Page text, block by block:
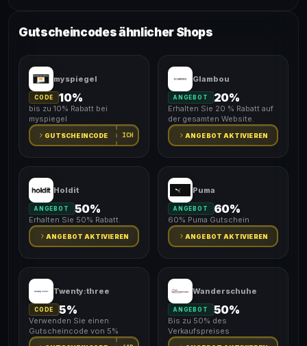
Gutscheincodes ähnlicher Shops
myspiegel
CODE 10%
bis zu 10% Rabatt bei
myspiegel
GUTSCHEINCODE ICH
Glambou
ANGEBOT 20%
Erhalten Sie 20 % Rabatt auf
der gesamten Website.
ANGEBOT AKTIVIEREN
Holdit
ANGEBOT 50%
Erhalten Sie 50% Rabatt.
ANGEBOT AKTIVIEREN
Puma
ANGEBOT 60%
60% Puma Gutschein
ANGEBOT AKTIVIEREN
Twenty:three
CODE 5%
Verwenden Sie einen
Gutscheincode von 5%
Wanderschuhe
ANGEBOT 50%
Bis zu 50% des
Verkaufspreises